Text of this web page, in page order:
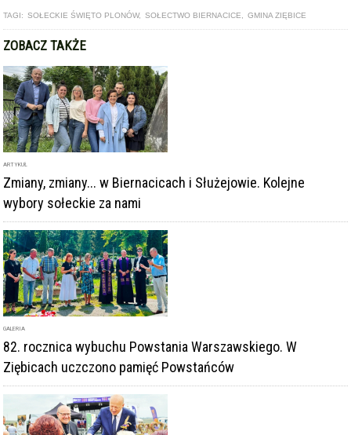
TAGI: SOŁECKIE ŚWIĘTO PLONÓW, SOŁECTWO BIERNACICE GMINA ZIĘBICE
ZOBACZ TAKŻE
ARTYKUŁ
Zmiany, zmiany... w Biernacicach i Służejowie. Kolejne
wybory sołeckie za nami
GALERIA
82. rocznica wybuchu Powstania Warszawskiego. W
Ziębicach uczczono pamięć Powstańców